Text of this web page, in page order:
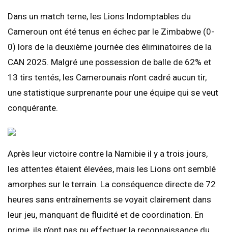
Dans un match terne, les Lions Indomptables du
Cameroun ont été tenus en échec par le Zimbabwe (0-
0) lors de la deuxième journée des éliminatoires de la
CAN 2025. Malgré une possession de balle de 62% et
13 tirs tentés, les Camerounais n’ont cadré aucun tir,
une statistique surprenante pour une équipe qui se veut
conquérante.
Après leur victoire contre la Namibie il y a trois jours,
les attentes étaient élevées, mais les Lions ont semblé
amorphes sur le terrain. La conséquence directe de 72
heures sans entraînements se voyait clairement dans
leur jeu, manquant de fluidité et de coordination. En